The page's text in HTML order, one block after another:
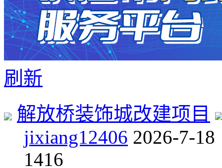
刷新
解放桥装饰城改建项目
jixiang12406 2026-7-18
1416